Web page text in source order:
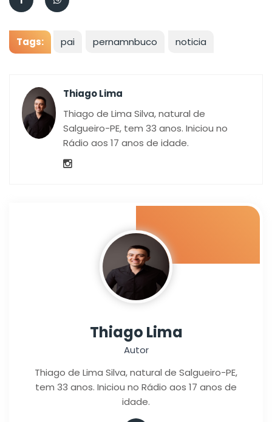
Tags: pai pernamnbuco noticia
Thiago Lima
Thiago de Lima Silva, natural de
Salgueiro-PE, tem 33 anos. Iniciou no
Rádio aos 17 anos de idade.
Thiago Lima
Autor
Thiago de Lima Silva, natural de Salgueiro-PE,
tem 33 anos. Iniciou no Rádio aos 17 anos de
idade.